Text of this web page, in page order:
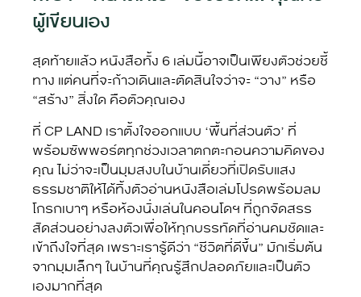
ผู้เขียนเอง
สุดท้ายแล้ว หนังสือทั้ง 6 เล่มนี้อาจเป็นเพียงตัวช่วยชี้
ทาง แต่คนที่จะก้าวเดินและตัดสินใจว่าจะ “วาง” หรือ
“สร้าง” สิ่งใด คือตัวคุณเอง
ที่ CP LAND เราตั้งใจออกแบบ ‘พื้นที่ส่วนตัว’ ที่
พร้อมซัพพอร์ตทุกช่วงเวลาตกตะกอนความคิดของ
คุณ ไม่ว่าจะเป็นมุมสงบในบ้านเดี่ยวที่เปิดรับแสง
ธรรมชาติให้ได้ทิ้งตัวอ่านหนังสือเล่มโปรดพร้อมลม
โกรกเบาๆ หรือห้องนั่งเล่นในคอนโดฯ ที่ถูกจัดสรร
สัดส่วนอย่างลงตัวเพื่อให้ทุกบรรทัดที่อ่านคมชัดและ
เข้าถึงใจที่สุด เพราะเรารู้ดีว่า “ชีวิตที่ดีขึ้น” มักเริ่มต้น
จากมุมเล็กๆ ในบ้านที่คุณรู้สึกปลอดภัยและเป็นตัว
เองมากที่สุด